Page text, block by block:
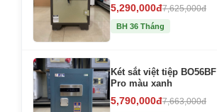
5,290,000đ7,625,000đ
BH 36 Tháng
Két sắt việt tiệp BO56BF
Pro màu xanh
5,790,000đ7,663,000đ